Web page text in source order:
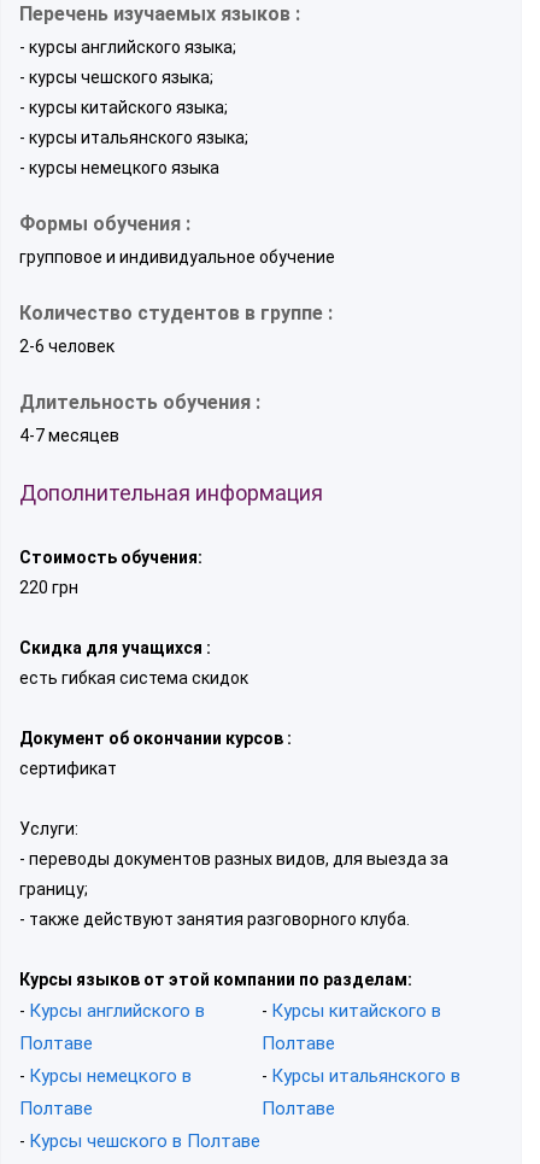
Перечень изучаемых языков :
- курсы английского языка;
- курсы чешского языка;
- курсы китайского языка;
- курсы итальянского языка;
- курсы немецкого языка
Формы обучения :
групповое и индивидуальное обучение
Количество студентов в группе :
2-6 человек
Длительность обучения :
4-7 месяцев
Дополнительная информация
Стоимость обучения:
220 грн
Скидка для учащихся :
есть гибкая система скидок
Документ об окончании курсов :
сертификат
Услуги:
- переводы документов разных видов, для выезда за
границу;
- также действуют занятия разговорного клуба.
Курсы языков от этой компании по разделам:
- Курсы английского в
Полтаве
- Курсы немецкого в
Полтаве
- Курсы чешского в Полтаве
- Курсы китайского в
Полтаве
- Курсы итальянского в
Полтаве